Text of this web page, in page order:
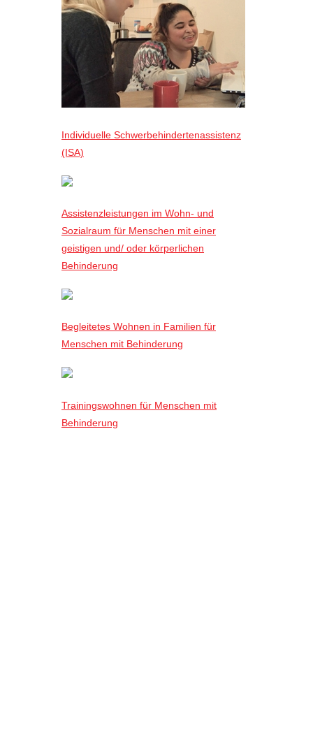
Individuelle Schwerbehindertenassistenz
(ISA)
Assistenzleistungen im Wohn- und
Sozialraum für Menschen mit einer
geistigen und/ oder körperlichen
Behinderung
Begleitetes Wohnen in Familien für
Menschen mit Behinderung
Trainingswohnen für Menschen mit
Behinderung